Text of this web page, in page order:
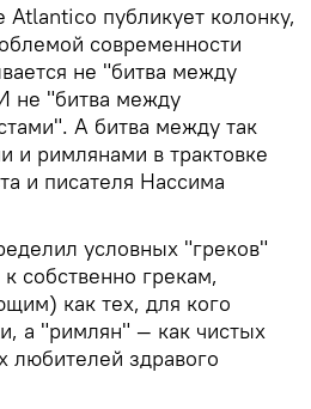
публикует колонку,
современности
не "битва между
не "битва между
А битва между так
и римлянами в трактовке
и писателя Нассима
условных "греков"
собственно грекам,
как тех, для кого
а "римлян" — как чистых
любителей здравого